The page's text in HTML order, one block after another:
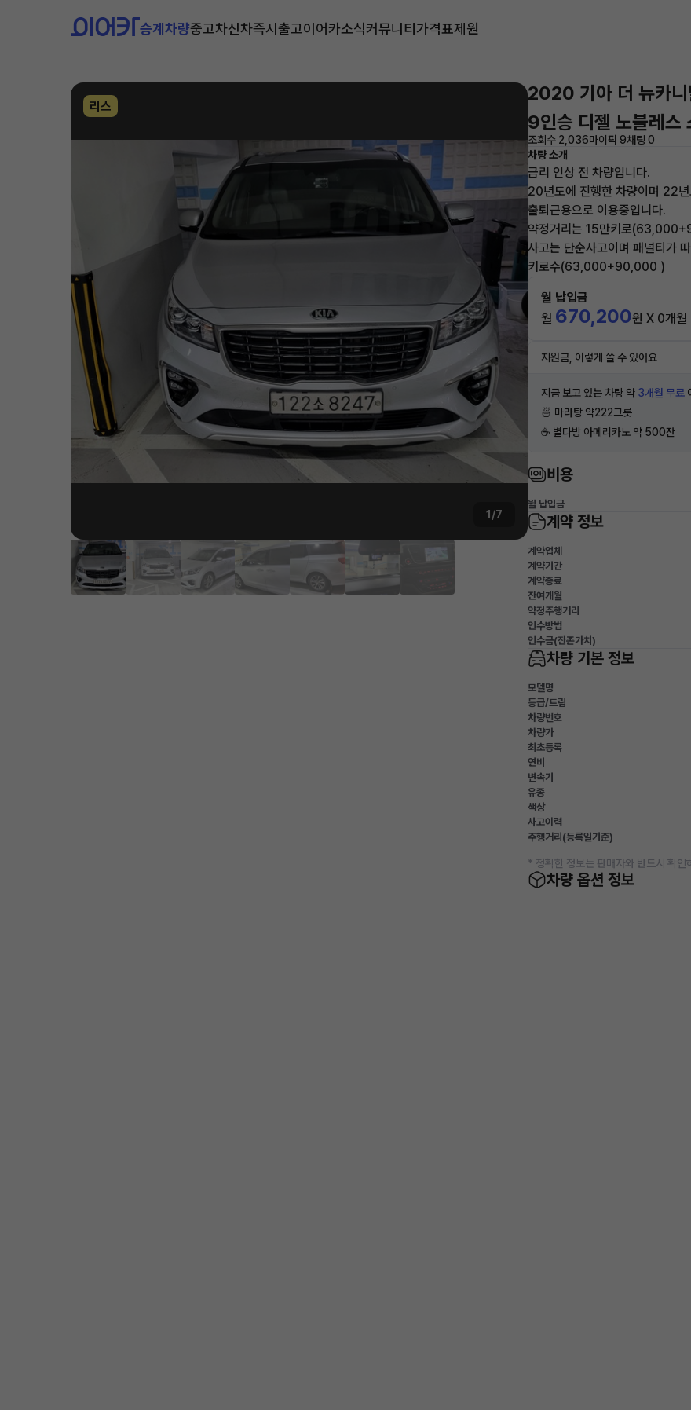
승계차량중고차신차즉시출고이어카소식커뮤니티가격표제원
리스
1/7
2020 기아 더 뉴카니
9인승 디젤 노블레스
조회수 2,036마이픽 9채팅 0
차량 소개
금리 인상 전 차량입니다.
20년도에 진행한 차량이며 22
출퇴근용으로 이용중입니다.
약정거리는 15만키로
사고는 단순사고이며 패널티가
키로수(63,000+90,000 )
월 납입금
월 670,200원 X 0개월
지원금, 이렇게 쓸 수 있어요
지금 보고 있는 차량 약 3개월 무료
🍜 마라탕 약222그릇
☕️ 별다방 아메리카노 약 500잔
비용
월 납입금
계약 정보
계약업체
계약기간
계약종료
잔여개월
약정주행거리
인수방법
인수금(잔존가치)
차량 기본 정보
모델명
등급/트림
차량번호
차량가
최초등록
연비
변속기
유종
색상
사고이력
주행거리(등록일기준)
* 정확한 정보는 판매자와 반드시 확인
차량 옵션 정보